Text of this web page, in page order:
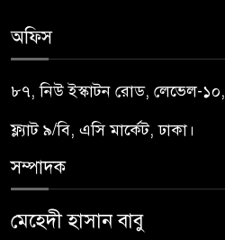
অফিস
৮৭, নিউ ইস্কাটন রোড, লেভেল-১০,
ফ্ল্যাট ৯/বি, এসি মার্কেট, ঢাকা।
সম্পাদক
মেহেদী হাসান বাবু